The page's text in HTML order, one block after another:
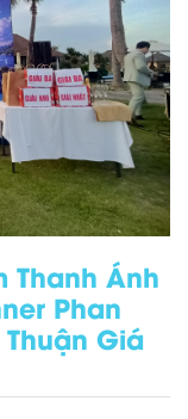
Thanh Ánh
Phan
Giá